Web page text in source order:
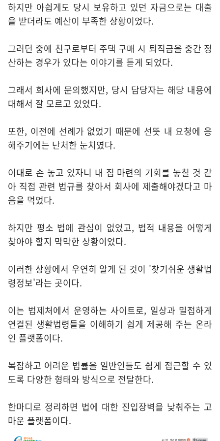
하지만 아쉽게도 당시 보유하고 있던 자금으로는 대출
을 받더라도 예산이 부족한 상황이었다.
그러던 중에 친구로부터 주택 구매 시 퇴직금을 중간 정
산하는 경우가 있다는 이야기를 듣게 되었다.
그래서 회사에 문의했지만, 당시 담당자는 해당 내용에
대해서 잘 모르고 있었다.
또한, 이전에 선례가 없었기 때문에 선뜻 내 요청에 응
해주기에는 난처한 눈치였다.
이대로 손 놓고 있자니 내 집 마련의 기회를 놓칠 것 같
아 직접 관련 법규를 찾아서 회사에 제출해야겠다고 마
음을 먹었다.
하지만 평소 법에 관심이 없었고, 법적 내용을 어떻게
찾아야 할지 막막한 상황이었다.
이러한 상황에서 우연히 알게 된 것이 '찾기쉬운 생활법
령정보'라는 곳이다.
이는 법제처에서 운영하는 사이트로, 일상과 밀접하게
연결된 생활법령들을 이해하기 쉽게 제공해 주는 온라
인 플랫폼이다.
복잡하고 어려운 법률을 일반인들도 쉽게 접근할 수 있
도록 다양한 형태와 방식으로 전달한다.
한마디로 정리하면 법에 대한 진입장벽을 낮춰주는 고
마운 플랫폼이다.